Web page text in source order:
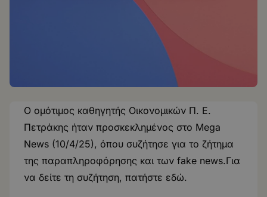
O ομότιμος καθηγητής Οικονομικών Π. Ε.
Πετράκης ήταν προσκεκλημένος στο Mega
News (10/4/25), όπου συζήτησε για το ζήτημα
της παραπληροφόρησης και των fake news.Για
να δείτε τη συζήτηση, πατήστε εδώ.